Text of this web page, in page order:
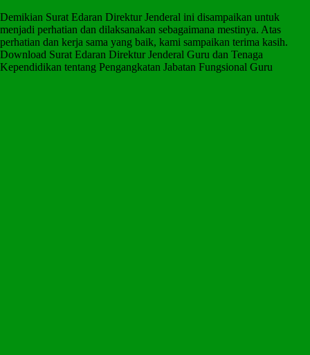
Demikian Surat Edaran Direktur Jenderal ini disampaikan untuk
menjadi perhatian dan dilaksanakan sebagaimana mestinya. Atas
perhatian dan kerja sama yang baik, kami sampaikan terima kasih.
Download Surat Edaran Direktur Jenderal Guru dan Tenaga
Kependidikan tentang Pengangkatan Jabatan Fungsional Guru